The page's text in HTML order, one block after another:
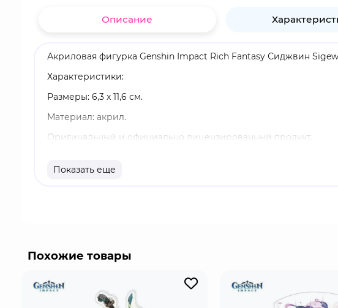
Описание
Акриловая фигурка Genshin Impact Rich Fantasy Сиджвин
Характеристики:
Размеры: 6,3 х 11,6 см.
Материал: акрил.
Оригинальный и официально лицензированный продукт.
Сигвинн - игровой Гидро персонаж. Сигвинн - главная
Показать еще
Похожие товары